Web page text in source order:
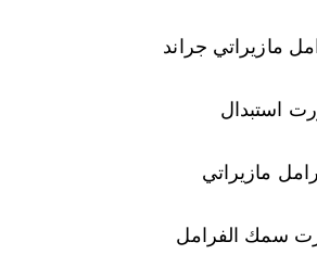
مازيراتي جراند
استبدال
مازيراتي
سمك الفرامل